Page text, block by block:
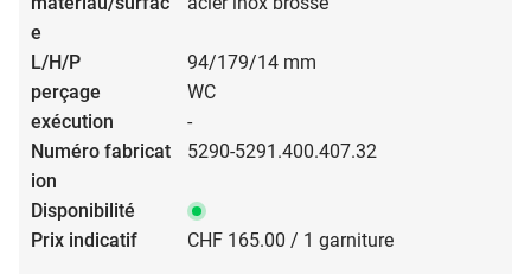
94/179/14 mm
WC
-
5290-5291.400.407.32
CHF 165.00 / 1 garniture